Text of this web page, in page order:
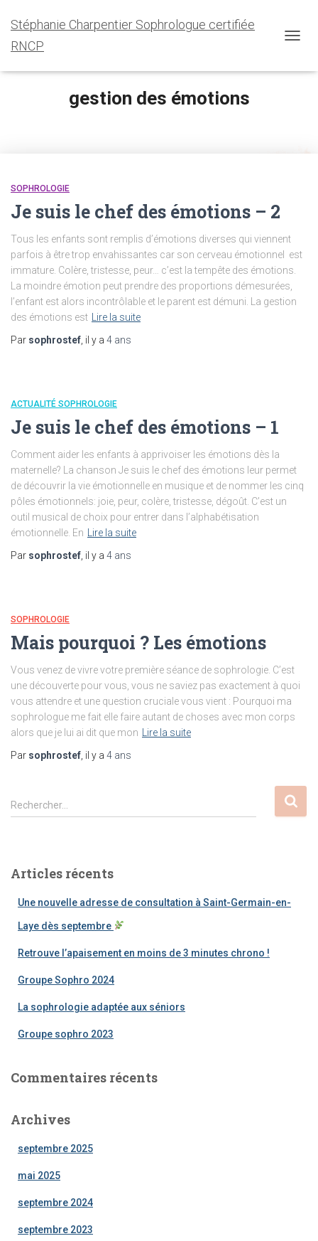
Stéphanie Charpentier Sophrologue certifiée
RNCP
gestion des émotions
SOPHROLOGIE
Je suis le chef des émotions – 2
Tous les enfants sont remplis d’émotions diverses qui viennent
parfois à être trop envahissantes car son cerveau émotionnel est
immature. Colère, tristesse, peur… c’est la tempête des émotions.
La moindre émotion peut prendre des proportions démesurées,
l’enfant est alors incontrôlable et le parent est démuni. La gestion
des émotions est
Lire la suite
Par sophrostef , il y a 4 ans
ACTUALITÉ SOPHROLOGIE
Je suis le chef des émotions – 1
Comment aider les enfants à apprivoiser les émotions dès la
maternelle? La chanson Je suis le chef des émotions leur permet
de découvrir la vie émotionnelle en musique et de nommer les cinq
pôles émotionnels: joie, peur, colère, tristesse, dégoût. C’est un
outil musical de choix pour entrer dans l’alphabétisation
émotionnelle. En
Lire la suite
Par sophrostef , il y a 4 ans
SOPHROLOGIE
Mais pourquoi ? Les émotions
Vous venez de vivre votre première séance de sophrologie. C’est
une découverte pour vous, vous ne saviez pas exactement à quoi
vous attendre et une question cruciale vous vient : Pourquoi ma
sophrologue me fait elle faire autant de choses avec mon corps
alors que je lui ai dit que mon
Lire la suite
Par sophrostef , il y a 4 ans
R
e
r
Rechercher…
Articles récents
Une nouvelle adresse de consultation à Saint-Germain-en-
Laye dès septembre
Retrouve l’apaisement en moins de 3 minutes chrono !
Groupe Sophro 2024
La sophrologie adaptée aux séniors
Groupe sophro 2023
Commentaires récents
Archives
septembre 2025
mai 2025
septembre 2024
septembre 2023